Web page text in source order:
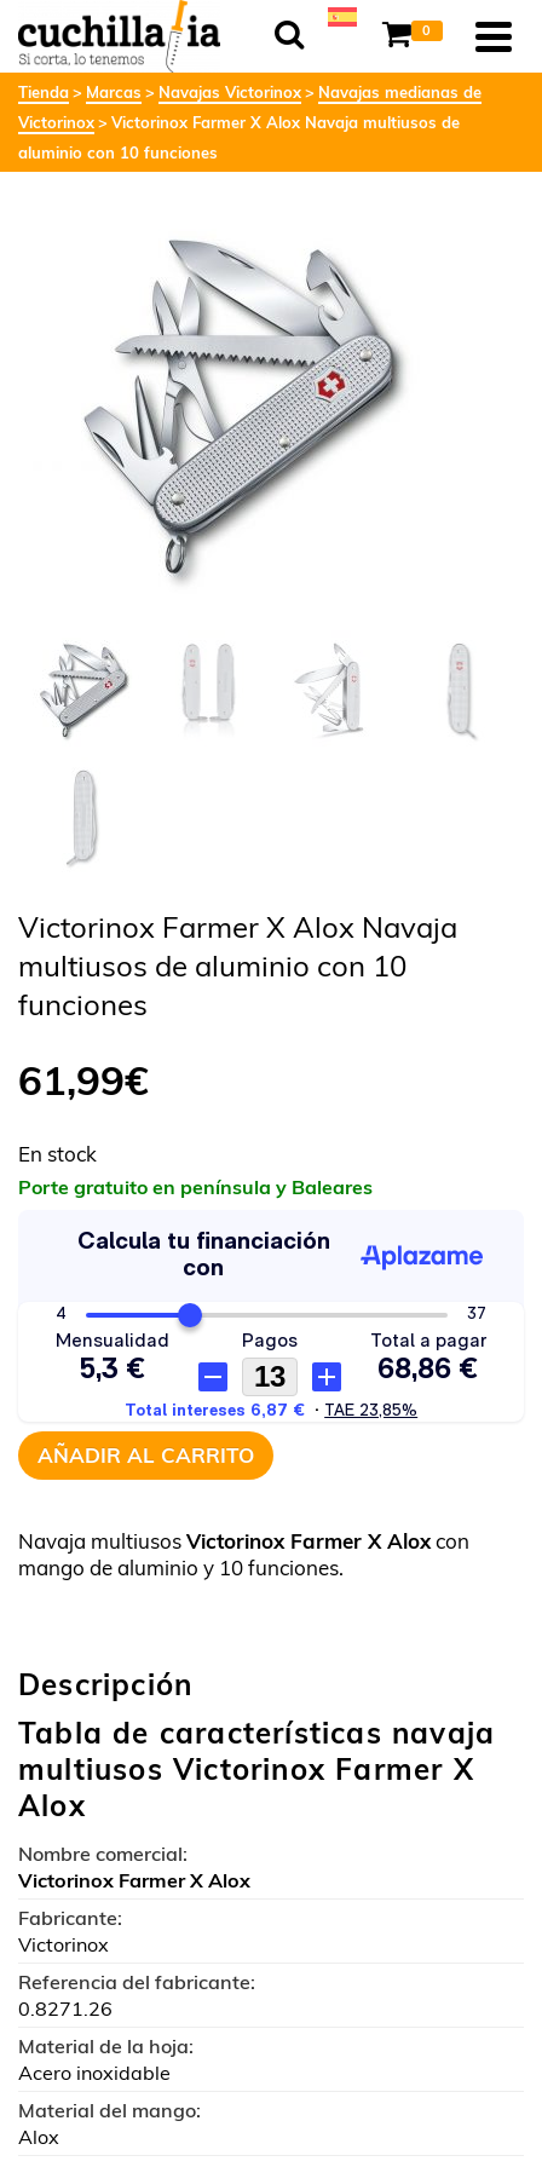
0
Tienda Marcas Navajas Victorinox
Navajas medianas de
Victorinox
Victorinox Farmer X Alox Navaja multiusos de
aluminio con 10 funciones
Victorinox Farmer X Alox Navaja
multiusos de aluminio con 10
funciones
61,99€
En stock
Porte gratuito en península y Baleares
AÑADIR AL CARRITO
Navaja multiusosVictorinox Farmer X Aloxcon
mango de aluminio y 10 funciones.
Descripción
Tabla de características navaja
multiusos Victorinox Farmer X
Alox
Nombre comercial:
Victorinox Farmer X Alox
Fabricante:
Victorinox
Referencia del fabricante:
0.8271.26
Material de la hoja:
Acero inoxidable
Material del mango:
Alox